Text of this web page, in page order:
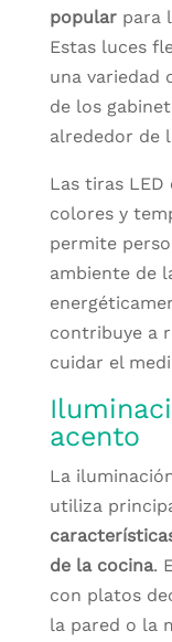
popular para
Estas luces
una variedad
de los
alrededor de
Las tiras LED
colores y
permite
ambiente de
contribuye a
cuidar el
acento
La
utiliza
de la cocina.
con platos
la pared o la